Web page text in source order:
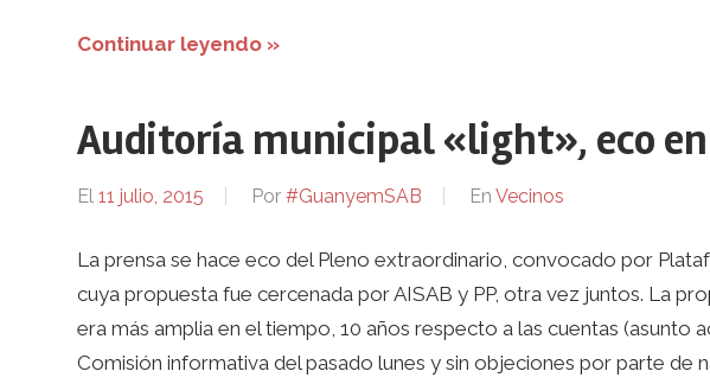
Continuar leyendo »
Auditoría municipal «light», eco
El 11 julio, 2015 Por #GuanyemSAB En Vecinos
La prensa se hace eco del Pleno extraordinario, convocado por
cuya propuesta fue cercenada por AISAB y PP, otra vez juntos. La
era más amplia en el tiempo, 10 años respecto a las cuentas (asunto
Comisión informativa del pasado lunes y sin objeciones por parte de